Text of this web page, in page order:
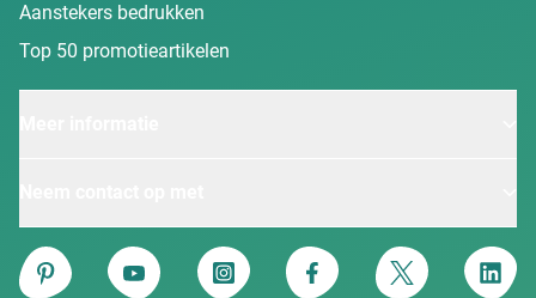
Aanstekers bedrukken
Top 50 promotieartikelen
Van Heijster
Pinterest
YouTube Instagram Facebook Twitter